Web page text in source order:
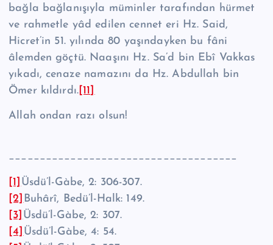
bağla bağlanışıyla müminler tarafından hürmet
ve rahmetle yâd edilen cennet eri Hz. Said,
Hicret’in 51. yı­lında 80 yaşındayken bu fâni
âlemden göçtü. Naaşını Hz. Sa’d bin Ebî Vakkas
yı­kadı, cenaze namazını da Hz. Abdullah bin
Ömer kıldırdı. [11]
Allah ondan razı olsun!
_____________________________________
[1] Üsdü’l-Gàbe, 2: 306-307.
[2] Buhârî, Bedü’l-Halk: 149.
[3] Üsdü’l-Gàbe, 2: 307.
[4] Üsdü’l-Gàbe, 4: 54.